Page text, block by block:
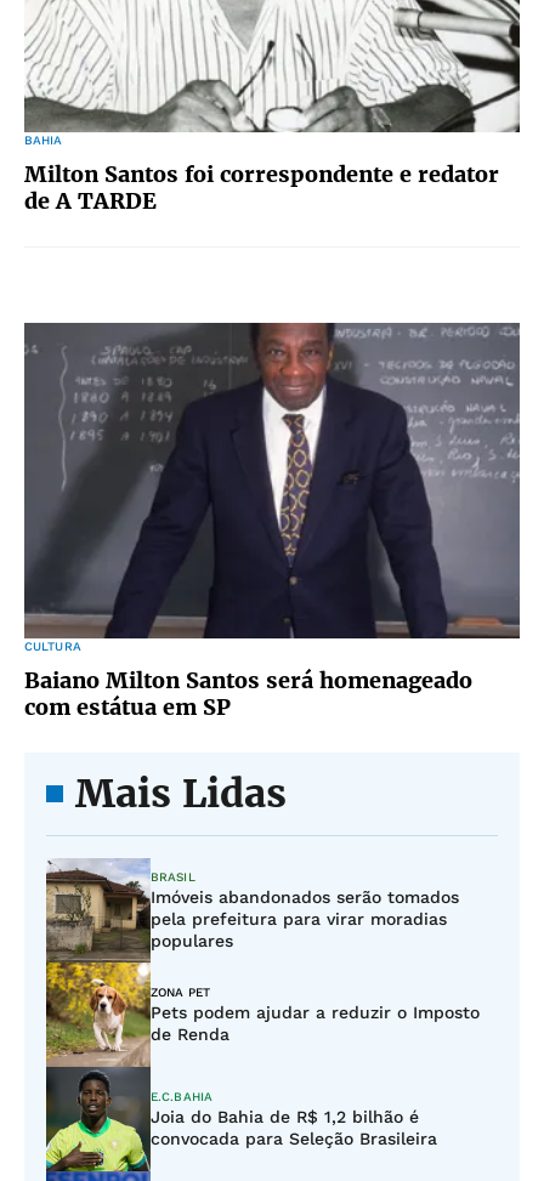
BAHIA
Milton Santos foi correspondente e redator
de A TARDE
CULTURA
Baiano Milton Santos será homenageado
com estátua em SP
Mais Lidas
BRASIL
Imóveis abandonados serão tomados
pela prefeitura para virar moradias
populares
ZONA PET
Pets podem ajudar a reduzir o Imposto
de Renda
E.C.BAHIA
Joia do Bahia de R$ 1,2 bilhão é
convocada para Seleção Brasileira